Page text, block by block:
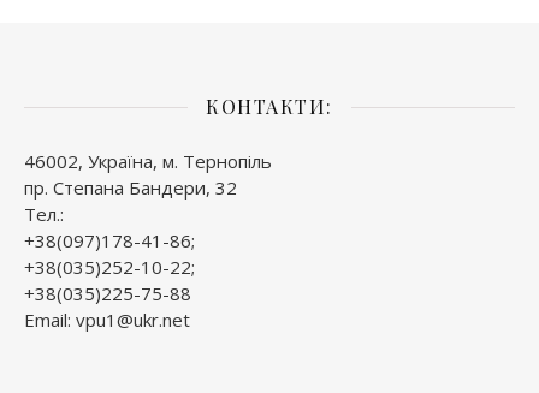
КОНТАКТИ:
46002, Україна, м. Тернопіль
пр. Степана Бандери, 32
Тел.:
+38(097)178-41-86;
+38(035)252-10-22;
+38(035)225-75-88
Email: vpu1@ukr.net